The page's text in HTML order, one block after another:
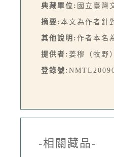
典藏單位: 國立臺灣
摘要: 本文為作者針
其他說明: 作者本名
提供者: 姜穆（牧野）
登錄號:
-相關藏品-